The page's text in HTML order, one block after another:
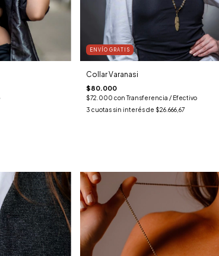
ENVÍO GRATIS
Collar Varanasi
$80.000
$72.000 con Transferencia / Efectivo
3 cuotas sin interés de $26.666,67